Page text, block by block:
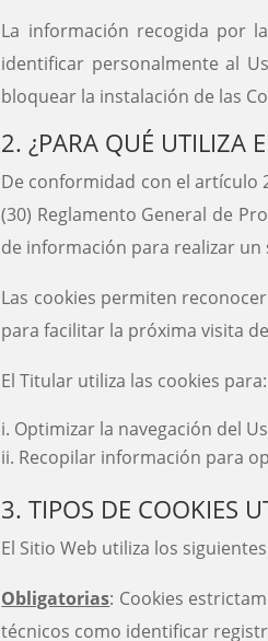
La información recogida por
identificar personalmente al
bloquear la instalación de las
2. ¿PARA QUÉ UTILIZA
De conformidad con el artículo
(30) Reglamento General de
de información para realizar un
Las cookies permiten
para facilitar la próxima visita
El Titular utiliza las cookies para:
Optimizar la navegación del
Recopilar información para
3. TIPOS DE COOKIES
El Sitio Web utiliza los
Obligatorias: Cookies
técnicos como identificar